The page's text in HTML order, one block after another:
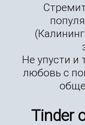
Не упусти и
любовь с
Tinder